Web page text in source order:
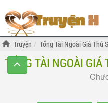
Truyện Tổng Tài Ngoài Giá Thú
TỔNG TÀI NGOÀI GIÁ